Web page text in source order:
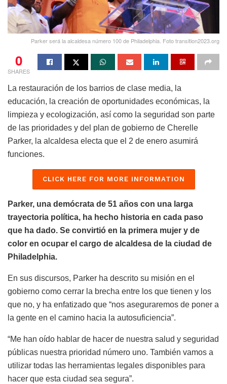
Parker será la alcaldesa número 100 de Philadelphia. Foto transition2023.org
0
SHARES
La restauración de los barrios de clase media, la
educación, la creación de oportunidades económicas, la
limpieza y ecologización, así como la seguridad son parte
de las prioridades y del plan de gobierno de Cherelle
Parker, la alcaldesa electa que el 2 de enero asumirá
funciones.
CLICK HERE FOR MORE INFORMATION
Parker, una demócrata de 51 años con una larga
trayectoria política, ha hecho historia en cada paso
que ha dado. Se convirtió en la primera mujer y de
color en ocupar el cargo de alcaldesa de la ciudad de
Philadelphia.
En sus discursos, Parker ha descrito su misión en el
gobierno como cerrar la brecha entre los que tienen y los
que no, y ha enfatizado que “nos aseguraremos de poner a
la gente en el camino hacia la autosuficiencia”.
“Me han oído hablar de hacer de nuestra salud y seguridad
públicas nuestra prioridad número uno. También vamos a
utilizar todas las herramientas legales disponibles para
hacer que esta ciudad sea segura”.